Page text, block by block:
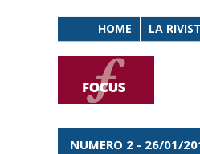
HOME LA
NUMERO 2 - 26/01/